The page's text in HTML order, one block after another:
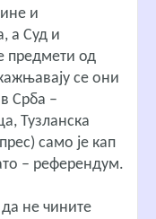
и
а Суд и
предмети од
се они
Срба –
Тузланска
само је кап
– референдум.
не чините